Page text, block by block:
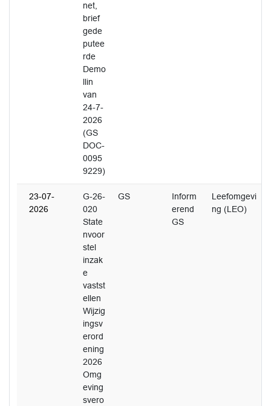
net,
brief
gede
putee
rde
Demo
llin
van
24-7-
2026
(GS
DOC-
0095
9229)
23-07-
2026
G-26-
020
State
nvoor
stel
inzak
e
vastst
ellen
Wijzig
ingsv
erord
ening
2026
Omg
eving
svero
GS
Inform
erend
GS
Leefomgevi
ng (LEO)